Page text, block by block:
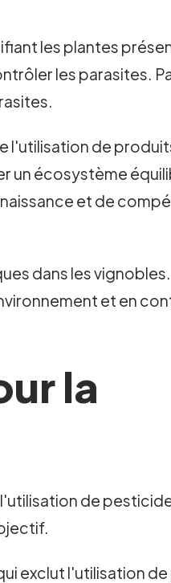
les plantes
les parasites.
l'utilisation de
un écosystème
et de
dans les vignobles.
et en
la
de
exclut l'utilisation